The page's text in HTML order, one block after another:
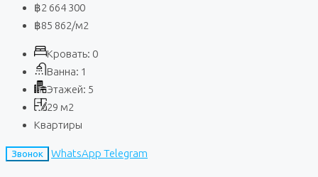
฿2 664 300
฿85 862/м2
Кровать: 0
Ванна: 1
Этажей: 5
29 м2
Квартиры
Звонок WhatsApp Telegram